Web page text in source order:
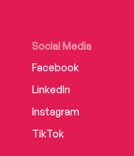
Social Media
Facebook
LinkedIn
Instagram
TikTok